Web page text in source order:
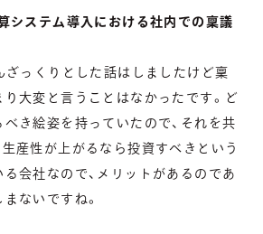
システム導入における社内での稟議
ざっくりとした話はしましたけど稟
大変と言うことはなかったです。ど
き絵姿を持っていたので、それを共
産性が上がるなら投資すべきという
会社なので、メリットがあるのであ
ないですね。